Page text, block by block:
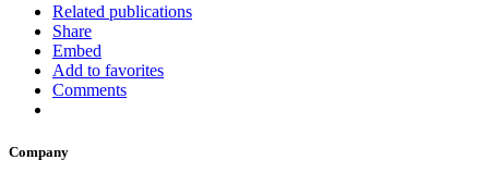
Related publications
Share
Embed
Add to favorites
Comments
Company